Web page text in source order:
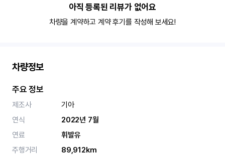
아직 등록된 리뷰가 없어요
차량을 계약하고 계약 후기를 작성해 보세요!
차량정보
주요 정보
제조사
기아
연식
2022년 7월
연료
휘발유
주행거리
89,912km